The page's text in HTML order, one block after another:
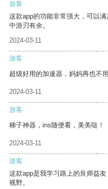
游客
这款app的功能非常强大，可以
中游刃有余。
2024-03-11
游客
超级好用的加速器，妈妈再也不
2024-03-11
游客
梯子神器，ins随便看，美美哒！
2024-03-11
游客
这款app是我学习路上的良师益
视野。